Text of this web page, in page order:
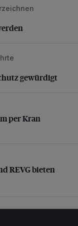
gewürdigt
gewürdigt
per Kran angeliefert
per Kran
REVG bieten
REVG bieten